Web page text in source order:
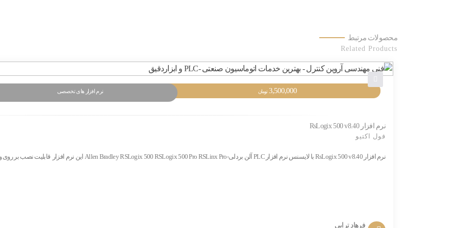
محصولات مرتبط
Related Products
3,500,000 تومان نرم افزار های تخصصی
نرم افزار RsLogix 500 v8.40
فول اکتیو
نرم افزار RsLogix 500 v8.40 با لایسنس نرم افزار PLC آلن بردلی-Allen Bradley RSLogix 500 RSLogix 500 Pro RSLinx Pro این نرم افزار قابلیت نصب بر روی ویندوز XP 32-64bit و7 با کرک دائم و فول دارد. قابل نصب بر...
فرهاد ترابی